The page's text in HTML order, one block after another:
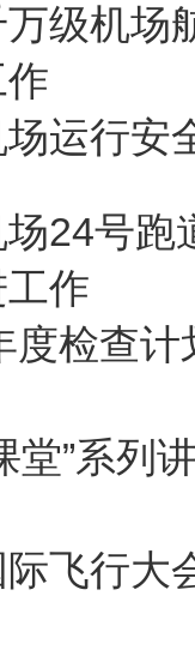
级机场
运行安
24号跑
作
度检查计
堂”系列
飞行大